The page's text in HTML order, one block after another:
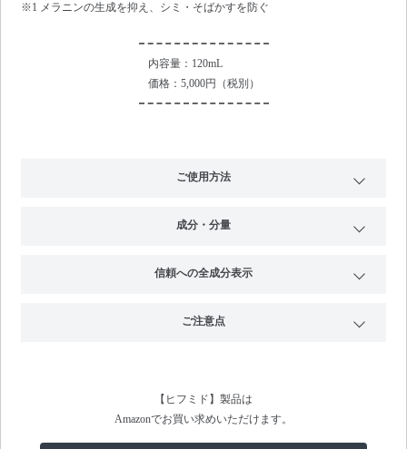
※1 メラニンの生成を抑え、シミ・そばかすを防ぐ
内容量：120mL
価格：5,000円（税別）
ご使用方法
ようにしてお肌になじませてください。
成分・分量
加水分解エキス）、白笈（紫蘭根エキス）、白蓮（ハス種子乳
＊2 ステアロイルフィトスフィンゴシン
信頼への全成分表示
ビタミンC・2-グルコシド、アルブチン
ール、ハトムギ発酵液、米抽出物加水分解液V、ハクガイシ加
水分解エキス、紫蘭根エキス、ハス種子乳酸菌発酵液、アーテ
ィチョークエキス オウゴンエキス、カワラヨモギエキス、甘草
ご注意点
りますので、皮ふ科専門医などにご相談されることをおすすめし
（１）使用中、赤み、はれ、かゆみ、刺激、色抜け（白斑など）
や黒ずみなどの異常があらわれた場合
【ヒフミド】製品は
Amazonでお買い求めいただけます。